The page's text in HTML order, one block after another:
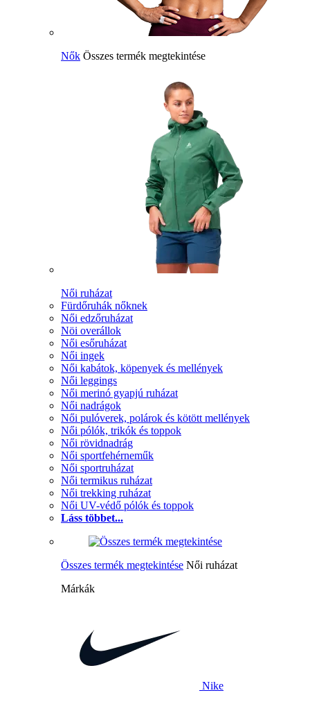
Nők Összes termék megtekintése
Női ruházat
Fürdőruhák nőknek
Női edzőruházat
Nöi overállok
Női esőruházat
Női ingek
Női kabátok, köpenyek és mellények
Női leggings
Női merinó gyapjú ruházat
Női nadrágok
Női pulóverek, polárok és kötött mellények
Női pólók, trikók és toppok
Női rövidnadrág
Női sportfehérneműk
Női sportruházat
Női termikus ruházat
Női trekking ruházat
Női UV-védő pólók és toppok
Láss többet...
Összes termék megtekintése Női ruházat
Márkák
Nike